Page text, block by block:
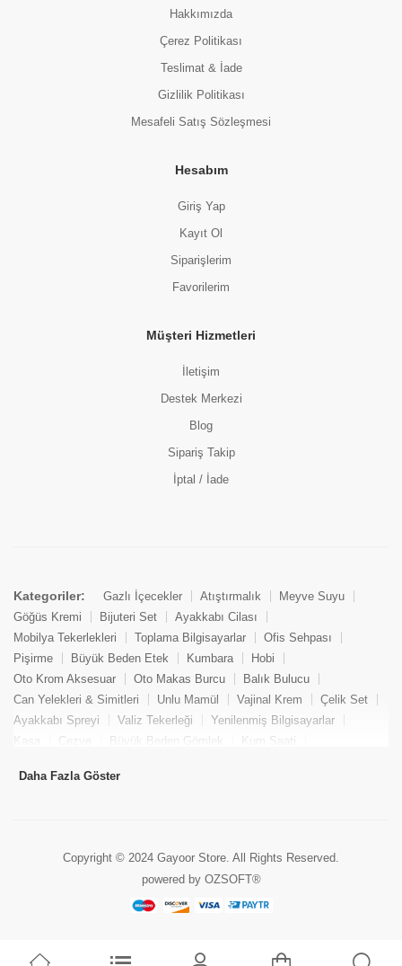
Hakkımızda
Çerez Politikası
Teslimat & İade
Gizlilik Politikası
Mesafeli Satış Sözleşmesi
Hesabım
Giriş Yap
Kayıt Ol
Siparişlerim
Favorilerim
Müşteri Hizmetleri
İletişim
Destek Merkezi
Blog
Sipariş Takip
İptal / İade
Kategoriler: Gazlı İçecekler Atıştırmalık
Meyve Suyu
Göğüs Kremi
Bijuteri Set
Ayakkabı Cilası
Mobilya Tekerlekleri
Toplama Bilgisayarlar
Ofis Sehpası
Pişirme
Büyük Beden Etek Kumbara
Hobi
Oto Krom Aksesuar
Oto Makas Burcu
Balık Bulucu
Can Yelekleri & Simitleri
Unlu Mamül Vajinal Krem
Çelik Set
Ayakkabı Spreyi
Valiz Tekerleği
Yenilenmiş Bilgisayarlar
Kasa
Cezve Büyük Beden Gömlek
Kum Saati
Tekne Bağlama & Demirleme
Gezi & Turizm
Oto Anten
Roll Körük
Klozet Adaptörü & Lazımlık
Okçuluk
Yara Bandı
Ağırlık Kaldırma Kayışı
Elmas Kolye
Lokma Takımı
Daha Fazla Göster
Copyright © 2024 Gayoor Store. All Rights Reserved.
powered by OZSOFT®